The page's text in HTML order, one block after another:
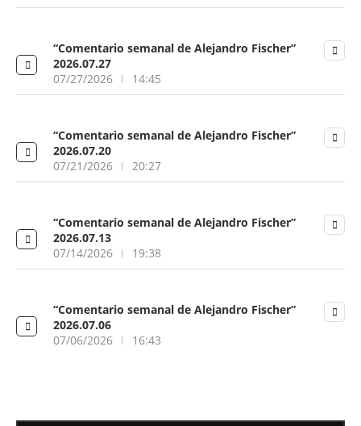
“Comentario semanal de Alejandro Fischer”
2026.07.27
07/27/2026
14:45
“Comentario semanal de Alejandro Fischer”
2026.07.20
07/21/2026
20:27
“Comentario semanal de Alejandro Fischer”
2026.07.13
07/14/2026
19:38
“Comentario semanal de Alejandro Fischer”
2026.07.06
07/06/2026
16:43